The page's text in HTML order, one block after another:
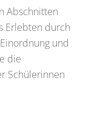
Abschnitten
Erlebten durch
und
die
Schülerinnen